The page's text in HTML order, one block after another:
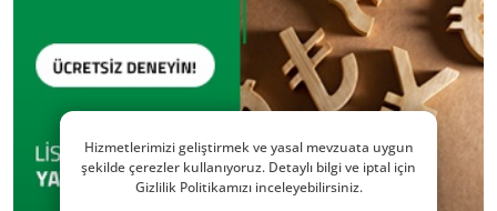
Hizmetlerimizi geliştirmek ve yasal mevzuata uygun
şekilde çerezler kullanıyoruz. Detaylı bilgi ve iptal için
Gizlilik Politikamızı inceleyebilirsiniz.